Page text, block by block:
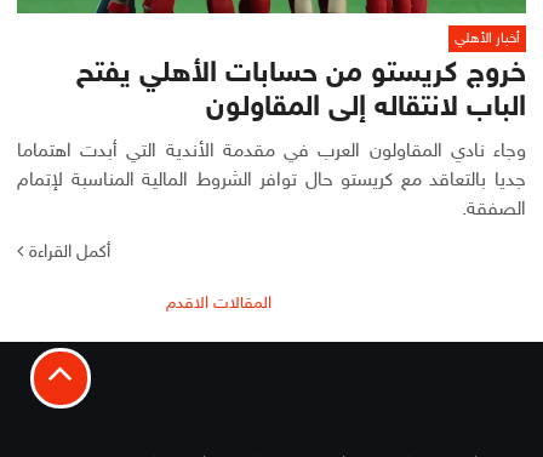
أخبار الأهلي
خروج كريستو من حسابات الأهلي يفتح
الباب لانتقاله إلى المقاولون
وجاء نادي المقاولون العرب في مقدمة الأندية التي أبدت اهتماما
جديا بالتعاقد مع كريستو حال توافر الشروط المالية المناسبة لإتمام
الصفقة.
أكمل القراءة
المقالات
المقالات الاقدم